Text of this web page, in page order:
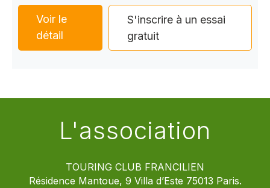
Voir le
détail
S'inscrire à un essai
gratuit
L'association
TOURING CLUB FRANCILIEN
Résidence Mantoue, 9 Villa d’Este 75013 Paris.